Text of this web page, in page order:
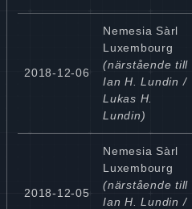
2018-12-06
Nemesia Sàrl
Luxembourg
(närstående till
Ian H. Lundin /
Lukas H.
Lundin)
2018-12-05
Nemesia Sàrl
Luxembourg
(närstående till
Ian H. Lundin /